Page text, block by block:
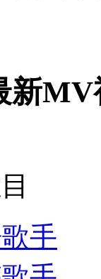
新MV
手